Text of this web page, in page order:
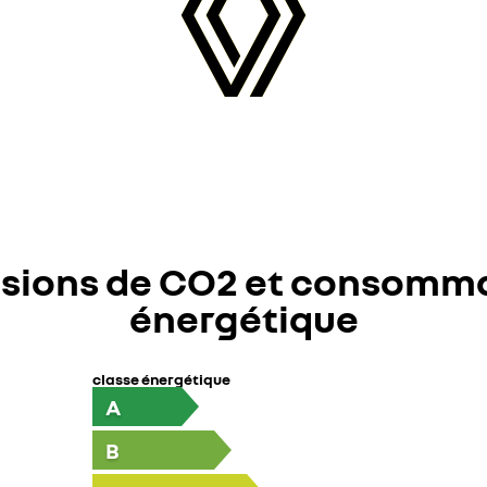
de CO2 et
énergétique
classe énergétique
A
B